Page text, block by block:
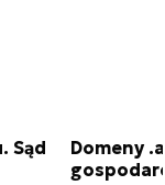
Sąd
Domeny